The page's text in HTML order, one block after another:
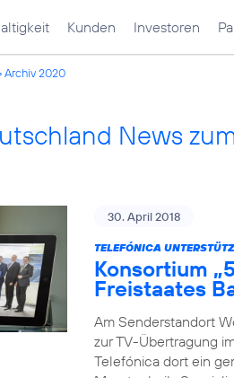
Kunden Investoren
Archiv 2020
News
30. April 2018
TELEFÓNICA
Konsortium
Freistaates
Am Senderstandort
zur TV-Übertragung
Telefónica dort ein